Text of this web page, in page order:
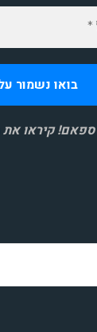
ספאם! קיראו את